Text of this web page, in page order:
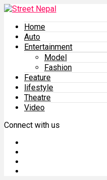
Home
Auto
Entertainment
Model
Fashion
Feature
lifestyle
Theatre
Video
Connect with us